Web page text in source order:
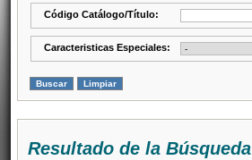
Código Catálogo/Título:
Caracteristicas Especiales:
Resultado de la Búsqueda